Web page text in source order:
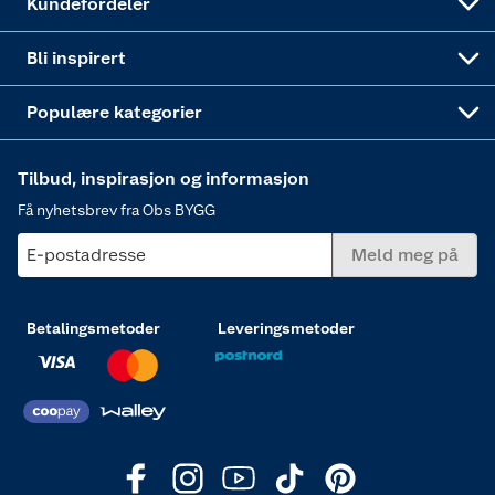
Kundefordeler
Bli inspirert
Populære kategorier
Tilbud, inspirasjon og informasjon
Få nyhetsbrev fra Obs BYGG
E-postadresse Meld meg på
Betalingsmetoder Leveringsmetoder